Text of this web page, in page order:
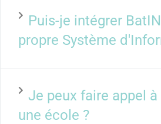
Puis-je intégrer
propre Système
Je peux faire appel
une école ?